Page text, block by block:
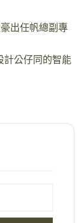
出任帆總副專
計公仔同的智能